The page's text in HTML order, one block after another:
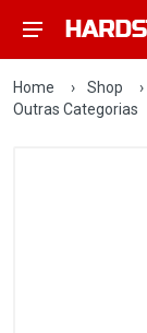
Home › Shop ›
Outras Categorias